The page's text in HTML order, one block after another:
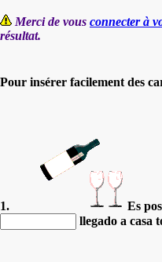
Merci de vous connecter à
résultat.
Pour insérer facilement des
1.
Es
llegado a casa